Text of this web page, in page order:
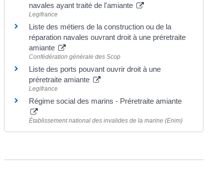
navales ayant traité de l'amiante
Legifrance
Liste des métiers de la construction ou de la
réparation navales ouvrant droit à une préretraite
amiante
Confédération générale des Scop
Liste des ports pouvant ouvrir droit à une
préretraite amiante
Legifrance
Régime social des marins - Préretraite amiante
Établissement national des invalides de la marine (Enim)